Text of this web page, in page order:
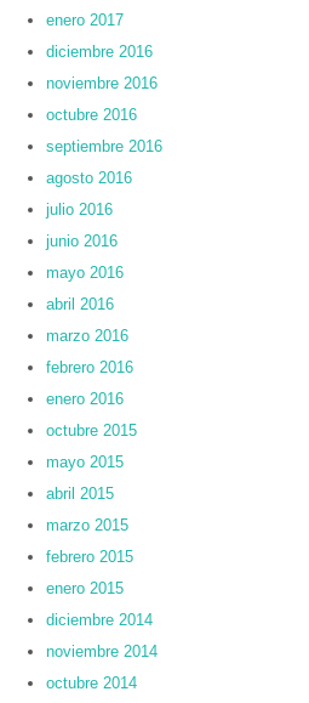
enero 2017
diciembre 2016
noviembre 2016
octubre 2016
septiembre 2016
agosto 2016
julio 2016
junio 2016
mayo 2016
abril 2016
marzo 2016
febrero 2016
enero 2016
octubre 2015
mayo 2015
abril 2015
marzo 2015
febrero 2015
enero 2015
diciembre 2014
noviembre 2014
octubre 2014